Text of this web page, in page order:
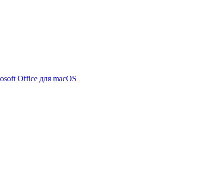
Office для macOS